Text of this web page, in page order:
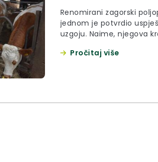
Renomirani zagorski
jednom je potvrdio
uzgoju. Naime, njegova
pasmine na 29.
Pročitaj više